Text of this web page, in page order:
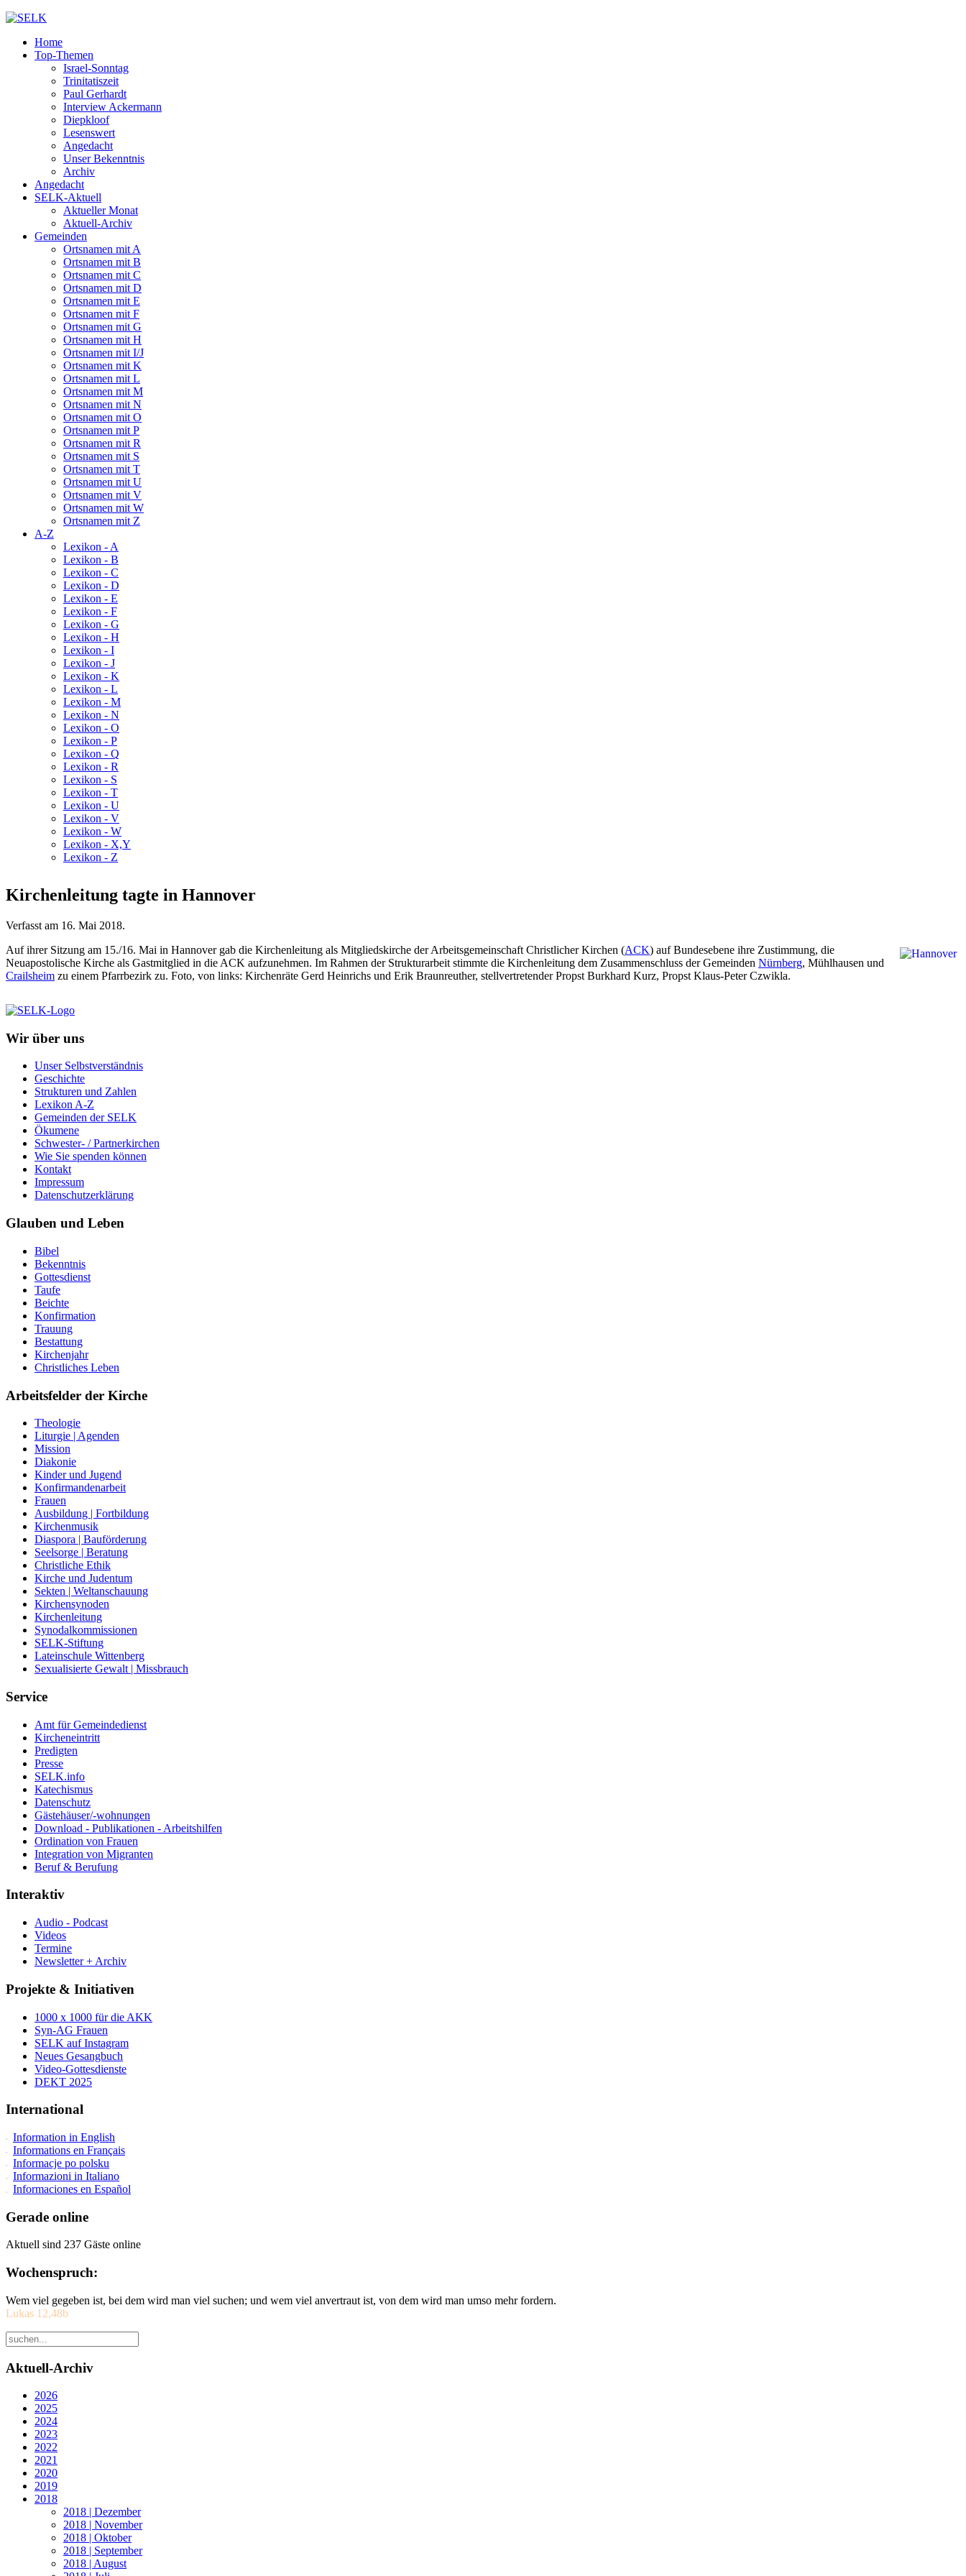
Home
Top-Themen
Israel-Sonntag
Trinitatiszeit
Paul Gerhardt
Interview Ackermann
Diepkloof
Lesenswert
Angedacht
Unser Bekenntnis
Archiv
Angedacht
SELK-Aktuell
Aktueller Monat
Aktuell-Archiv
Gemeinden
Ortsnamen mit A
Ortsnamen mit B
Ortsnamen mit C
Ortsnamen mit D
Ortsnamen mit E
Ortsnamen mit F
Ortsnamen mit G
Ortsnamen mit H
Ortsnamen mit I/J
Ortsnamen mit K
Ortsnamen mit L
Ortsnamen mit M
Ortsnamen mit N
Ortsnamen mit O
Ortsnamen mit P
Ortsnamen mit R
Ortsnamen mit S
Ortsnamen mit T
Ortsnamen mit U
Ortsnamen mit V
Ortsnamen mit W
Ortsnamen mit Z
A-Z
Lexikon - A
Lexikon - B
Lexikon - C
Lexikon - D
Lexikon - E
Lexikon - F
Lexikon - G
Lexikon - H
Lexikon - I
Lexikon - J
Lexikon - K
Lexikon - L
Lexikon - M
Lexikon - N
Lexikon - O
Lexikon - P
Lexikon - Q
Lexikon - R
Lexikon - S
Lexikon - T
Lexikon - U
Lexikon - V
Lexikon - W
Lexikon - X,Y
Lexikon - Z
Kirchenleitung tagte in Hannover
Verfasst am 16. Mai 2018.
Auf ihrer Sitzung am 15./16. Mai in Hannover gab die Kirchenleitung als Mitgliedskirche der Arbeitsgemeinschaft Christlicher Kirchen (ACK) auf Bundesebene ihre Zustimmung, die
Neuapostolische Kirche als Gastmitglied in die ACK aufzunehmen. Im Rahmen der Strukturarbeit stimmte die Kirchenleitung dem Zusammenschluss der Gemeinden Nürnberg, Mühlhausen und
Crailsheim zu einem Pfarrbezirk zu. Foto, von links: Kirchenräte Gerd Heinrichs und Erik Braunreuther, stellvertretender Propst Burkhard Kurz, Propst Klaus-Peter Czwikla.
Wir über uns
Unser Selbstverständnis
Geschichte
Strukturen und Zahlen
Lexikon A-Z
Gemeinden der SELK
Ökumene
Schwester- / Partnerkirchen
Wie Sie spenden können
Kontakt
Impressum
Datenschutzerklärung
Glauben und Leben
Bibel
Bekenntnis
Gottesdienst
Taufe
Beichte
Konfirmation
Trauung
Bestattung
Kirchenjahr
Christliches Leben
Arbeitsfelder der Kirche
Theologie
Liturgie | Agenden
Mission
Diakonie
Kinder und Jugend
Konfirmandenarbeit
Frauen
Ausbildung | Fortbildung
Kirchenmusik
Diaspora | Bauförderung
Seelsorge | Beratung
Christliche Ethik
Kirche und Judentum
Sekten | Weltanschauung
Kirchensynoden
Kirchenleitung
Synodalkommissionen
SELK-Stiftung
Lateinschule Wittenberg
Sexualisierte Gewalt | Missbrauch
Service
Amt für Gemeindedienst
Kircheneintritt
Predigten
Presse
SELK.info
Katechismus
Datenschutz
Gästehäuser/-wohnungen
Download - Publikationen - Arbeitshilfen
Ordination von Frauen
Integration von Migranten
Beruf & Berufung
Interaktiv
Audio - Podcast
Videos
Termine
Newsletter + Archiv
Projekte & Initiativen
1000 x 1000 für die AKK
Syn-AG Frauen
SELK auf Instagram
Neues Gesangbuch
Video-Gottesdienste
DEKT 2025
International
Information in English
Informations en Français
Informacje po polsku
Informazioni in Italiano
Informaciones en Español
Gerade online
Aktuell sind 237 Gäste online
Wochenspruch:
Wem viel gegeben ist, bei dem wird man viel suchen; und wem viel anvertraut ist, von dem wird man umso mehr fordern.
Lukas 12,48b
Aktuell-Archiv
2026
2025
2024
2023
2022
2021
2020
2019
2018
2018 | Dezember
2018 | November
2018 | Oktober
2018 | September
2018 | August